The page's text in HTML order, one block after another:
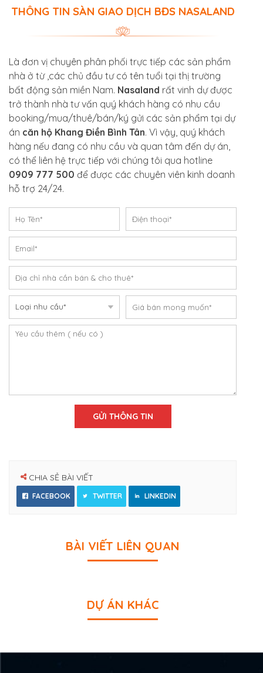
THÔNG TIN SÀN GIAO DỊCH BĐS NASALAND
Là đơn vị chuyên phân phối trực tiếp các sản phẩm
nhà ở từ ,các chủ đầu tư có tên tuổi tại thị trường
bất động sản miền Nam. Nasaland rất vinh dự được
trở thành nhà tư vấn quý khách hàng có nhu cầu
booking/mua/thuê/bán/ký gửi các sản phẩm tại dự
án căn hộ Khang Điền Bình Tân. Vì vậy, quý khách
hàng nếu đang có nhu cầu và quan tâm đến dự án,
có thể liên hệ trực tiếp với chúng tôi qua hotline
0909 777 500 để được các chuyên viên kinh doanh
hỗ trợ 24/24.
CHIA SẺ BÀI VIẾT
FACEBOOK TWITTER LINKEDIN
BÀI VIẾT LIÊN QUAN
DỰ ÁN KHÁC